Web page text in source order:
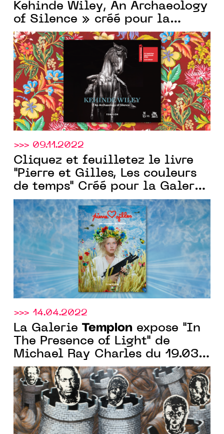
Kehinde Wiley, An Archaeology
of Silence » créé pour la
galerieTemplon
>>> 09.11.2022
Cliquez et feuilletez le livre
"Pierre et Gilles, Les couleurs
de temps" Créé pour la Galerie
Templonpar Communic'Art
>>> 14.04.2022
La Galerie Templon expose "In
The Presence of Light" de
Michael Ray Charles du 19.03
au 07.05.2022